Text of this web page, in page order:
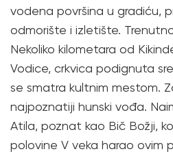
vodena površina u gradiću,
odmorište i izletište.
Nekoliko kilometara od
Vodice, crkvica podignuta
se smatra kultnim mestom.
najpoznatiji hunski vođa.
Atila, poznat kao Bič Božji,
polovine V veka harao ovim